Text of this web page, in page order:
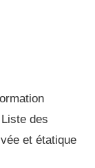
des
et étatique